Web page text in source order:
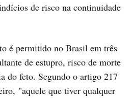
de risco na continuidade
é permitido no Brasil em três
de estupro, risco de morte
do feto. Segundo o artigo 217
"aquele que tiver qualquer